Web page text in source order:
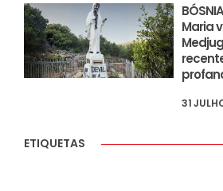
Maria
31
ETIQUETAS